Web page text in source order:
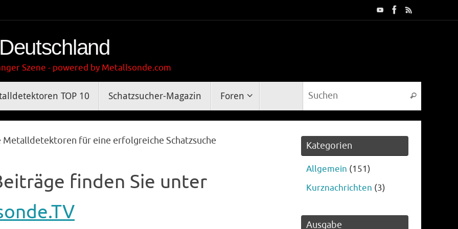
Szene - powered by Metallsonde.com
TOP 10 Schatzsucher-Magazin Foren Suchen
für eine erfolgreiche Schatzsuche
finden Sie unter
Kategorien
Allgemein (151)
Kurznachrichten (3)
Ausgabe